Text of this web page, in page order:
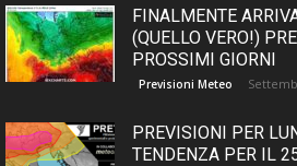
FINALMENTE
(QUELLO VERO!)
PROSSIMI GIORNI
Previsioni Meteo
PREVISIONI PER
TENDENZA PER IL